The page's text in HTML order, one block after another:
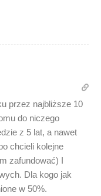
przez najbliższe 10
do niczego
z 5 lat, a nawet
chcieli kolejne
zafundować) I
Dla kogo jak
w 50%.